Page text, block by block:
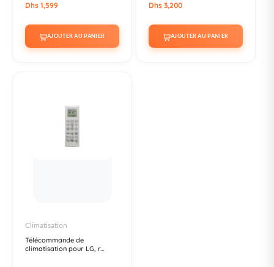
Dhs 1,599
AJOUTER AU PANIER
Dhs 3,200
AJOUTER AU PANIER
Climatisation
Télécommande de
climatisation pour LG, r...